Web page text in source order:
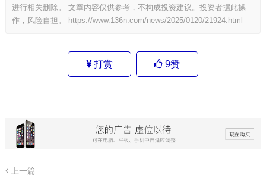
进行相关删除。 文章内容仅供参考，不构成投资建议。投资者据此操
作，风险自担。
https://www.136n.com/news/2025/0120/21924.html
打赏 9赞
上一篇